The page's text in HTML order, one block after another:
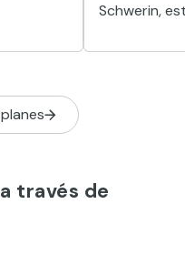
Schwerin,
uno de los
través de